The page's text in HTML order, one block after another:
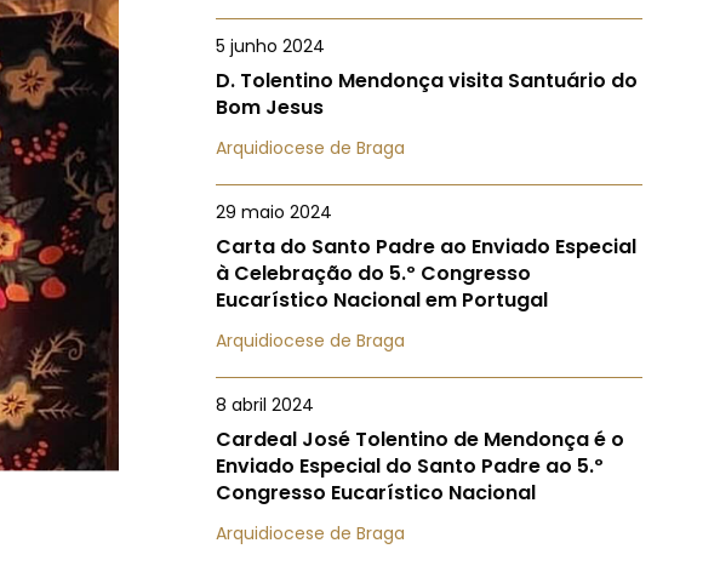
5 junho 2024
D. Tolentino Mendonça visita Santuário do
Bom Jesus
Arquidiocese de Braga
29 maio 2024
Carta do Santo Padre ao Enviado Especial
à Celebração do 5.º Congresso
Eucarístico Nacional em Portugal
Arquidiocese de Braga
8 abril 2024
Cardeal José Tolentino de Mendonça é o
Enviado Especial do Santo Padre ao 5.º
Congresso Eucarístico Nacional
Arquidiocese de Braga